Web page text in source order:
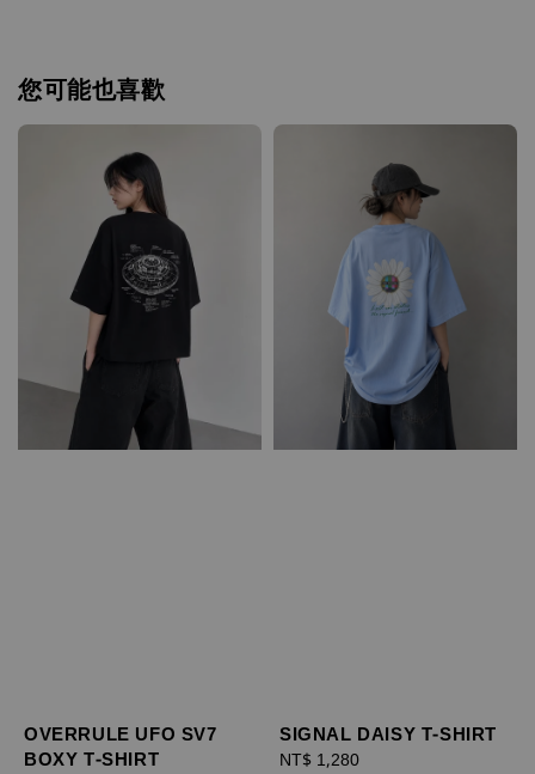
您可能也喜歡
OVERRULE UFO SV7
BOXY T-SHIRT
SIGNAL DAISY T-SHIRT
Regular
NT$ 1,280